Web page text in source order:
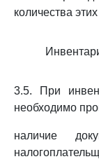
количества
3.5. При
необходимо
наличие